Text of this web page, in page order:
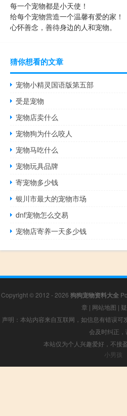
每一个宠物都是小天使！
给每个宠物营造一个温馨有爱的家！
心怀善念，善待身边的人和宠物。
猜你想看的文章
宠物小精灵国语版第五部
受是宠物
宠物店卖什么
宠物狗为什么咬人
宠物马吃什么
宠物玩具品牌
寄宠物多少钱
银川市最大的宠物市场
dnf宠物怎么交易
宠物店寄养一天多少钱
Copyright © 2012 - 2026 狗狗宠物资料大全
章 | 网站地图 |
声明：本站内容来自互联网，如信息有错误
会及时纠正，
本站仅为个人兴趣爱好，不接
小男孩